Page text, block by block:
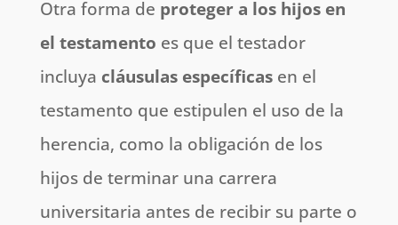
Otra forma de proteger a los hijos en
el testamento es que el testador
incluya cláusulas específicasen el
testamento que estipulen el uso de la
herencia, como la obligación de los
hijos de terminar una carrera
universitaria antes de recibir su parte o